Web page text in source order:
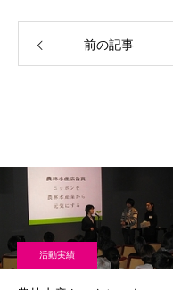
前の記事
活動実績